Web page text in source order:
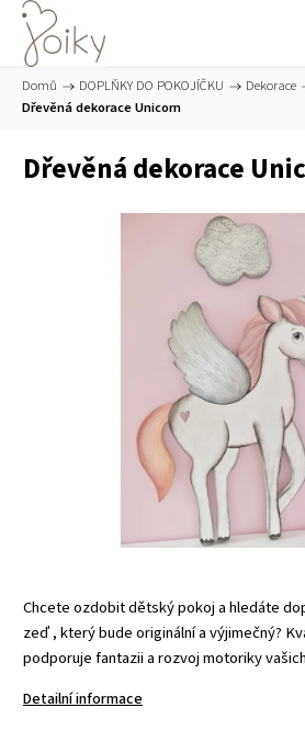
Domů / DOPLŇKY DO POKOJÍČKU / Dekorace /
Dřevěná dekorace Unicorn
Dřevěná dekorace
Chcete ozdobit dětský pokoj a hledáte
zeď , který bude originální a výjimečný?
podporuje fantazii a rozvoj motoriky
Detailní informace